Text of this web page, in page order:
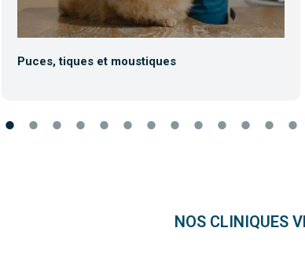
Puces, tiques et moustiques
NOS CLINIQUES